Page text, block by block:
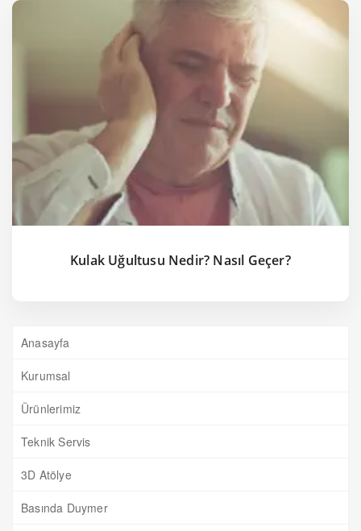
Kulak Uğultusu Nedir? Nasıl Geçer?
Anasayfa
Kurumsal
Ürünlerimiz
Teknik Servis
3D Atölye
Basında Duymer